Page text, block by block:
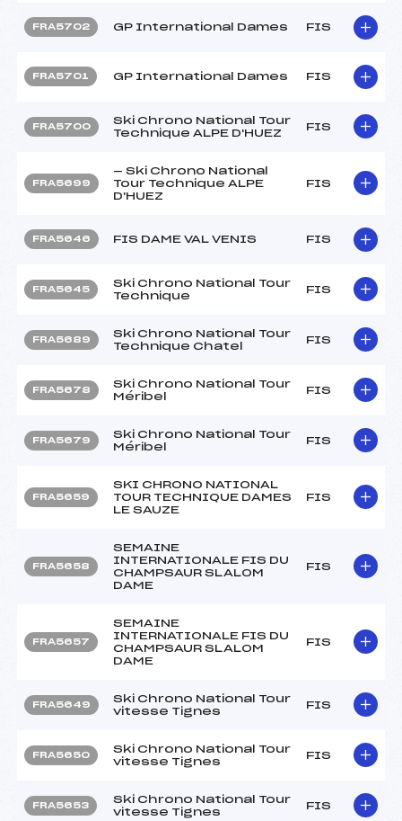
FRA5702 GP International Dames FIS
FRA5701 GP International Dames FIS
FRA5700
Ski Chrono National Tour
Technique ALPE D'HUEZ
FIS
FRA5699
— Ski Chrono National
Tour Technique ALPE
D'HUEZ
FIS
FRA5646 FIS DAME VAL VENIS FIS
FRA5645
Ski Chrono National Tour
Technique
FIS
FRA5689
Ski Chrono National Tour
Technique Chatel
FIS
FRA5678
Ski Chrono National Tour
Méribel
FIS
FRA5679
Ski Chrono National Tour
Méribel
FIS
FRA5659
SKI CHRONO NATIONAL
TOUR TECHNIQUE DAMES
LE SAUZE
FIS
FRA5658
SEMAINE
INTERNATIONALE FIS DU
CHAMPSAUR SLALOM
DAME
FIS
FRA5657
SEMAINE
INTERNATIONALE FIS DU
CHAMPSAUR SLALOM
DAME
FIS
FRA5649
Ski Chrono National Tour
vitesse Tignes
FIS
FRA5650
Ski Chrono National Tour
vitesse Tignes
FIS
FRA5653
Ski Chrono National Tour
vitesse Tignes
FIS